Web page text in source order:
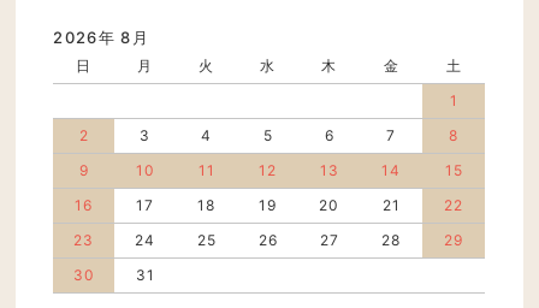
2026年 8月
日 月 火 水 木 金
土
1
2
3 4 5 6 7
8
9
10 11 12 13 14
15
16
17 18 19 20 21
22
23
24 25 26 27 28
29
30
31